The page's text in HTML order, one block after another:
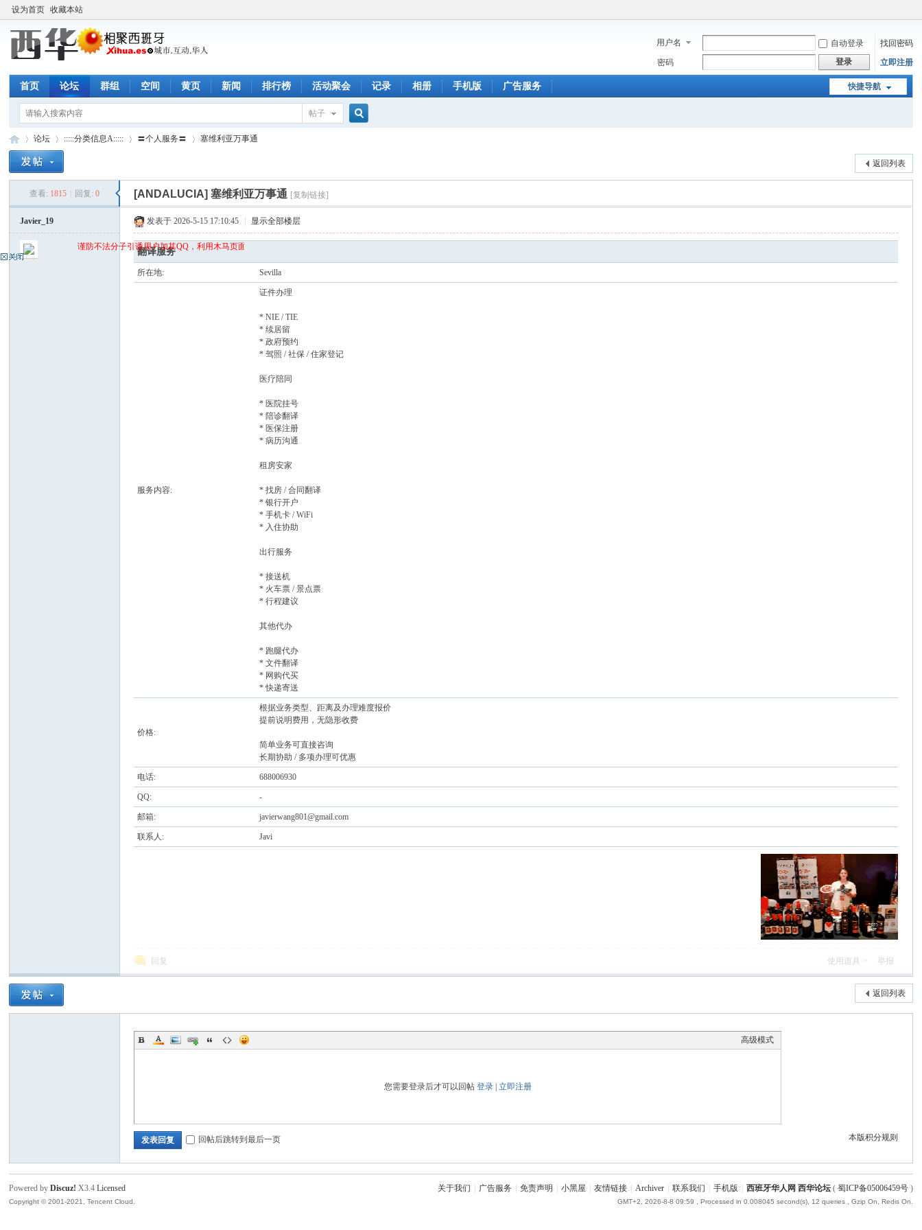
设为首页 收藏本站
用户名 自动登录
找回密码
密码
登录 立即注册
快捷导航
首页 论坛 群组 空间 黄页 新闻 排行榜 活动聚会 记录 相册 手机版 广告服务
帖子
论坛
›
:::::分类信息A::::: 〓个人服务〓
›
塞维利亚万事通
返回列表
查看: 1815 回复: 0 [ANDALUCIA]塞维利亚万事通 [复制链接]
Javier_19 发表于 2026-5-15 17:10:45 显示全部楼层
翻译服务
所在地: Sevilla
服务内容:
证件办理
* NIE / TIE
* 续居留
* 政府预约
* 驾照 / 社保 / 住家登记
医疗陪同
* 医院挂号
* 陪诊翻译
* 医保注册
* 病历沟通
租房安家
* 找房 / 合同翻译
* 银行开户
* 手机卡 / WiFi
* 入住协助
出行服务
* 接送机
* 火车票 / 景点票
* 行程建议
其他代办
* 跑腿代办
* 文件翻译
* 网购代买
* 快递寄送
价格:
根据业务类型、距离及办理难度报价
提前说明费用，无隐形收费
简单业务可直接咨询
长期协助 / 多项办理可优惠
电话: 688006930
QQ: -
邮箱: javierwang801@gmail.com
联系人: Javi
回复 使用道具 举报
返回列表
高级模式
您需要登录后才可以回帖 登录| 立即注册
本版积分规则
发表回复 回帖后跳转到最后一页
谨防不法分子引诱用户加其QQ，利用木马页面(QQ空间)骗取qq密码
关于我们 广告服务 免责声明 小黑屋 友情链接 Archiver 联系我们 手机版 西班牙华人网 西华论坛( 蜀ICP备05006459号)
GMT+2, 2026-8-8 09:59 , Processed in 0.008045 second(s), 12 queries , Gzip On, Redis On.
Powered byDiscuz! X3.4 Licensed
Copyright © 2001-2021, Tencent Cloud.